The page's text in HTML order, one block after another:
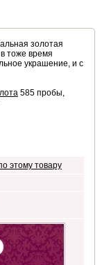
золотая
тоже время
украшение, и с
585 пробы,
этому товару